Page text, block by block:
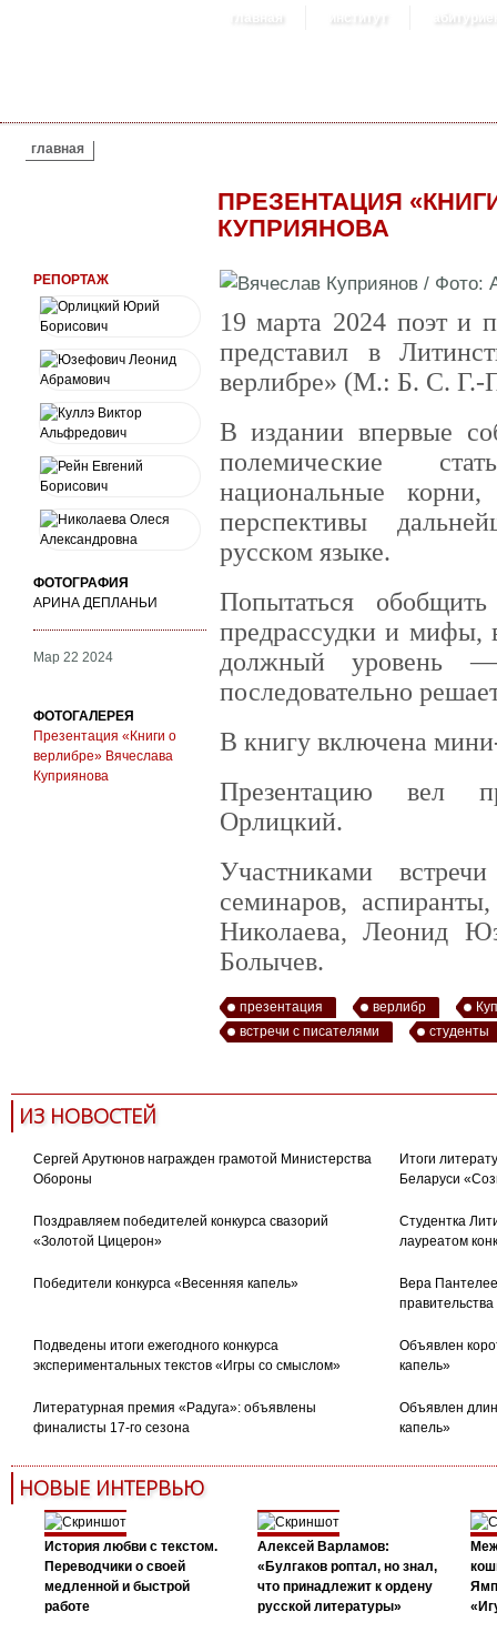
главная институт
ВЫ ЗДЕСЬ
главная
ПРЕЗЕНТАЦИЯ
КУПРИЯНОВА
РЕПОРТАЖ
ФОТОГРАФИЯ
АРИНА ДЕПЛАНЬИ
Мар 22 2024
ФОТОГАЛЕРЕЯ
Презентация «Книги о
верлибре» Вячеслава
Куприянова
19 марта 2024 поэт и
представил в
верлибре» (М.: Б. С. Г.-
В издании впервые
полемические
национальные
перспективы
русском языке.
Попытаться
предрассудки и мифы,
должный уровень —
последовательно
В книгу включена
Презентацию вел
Орлицкий.
Участниками
семинаров,
Николаева, Леонид
Болычев.
презентация верлибр
встречи с писателями
студенты
ИЗ НОВОСТЕЙ
Сергей Арутюнов награжден грамотой Министерства
Обороны
Итоги
Беларуси
Поздравляем победителей конкурса свазорий
«Золотой Цицерон»
Студентка
лауреатом
Победители конкурса «Весенняя капель»
Вера
Подведены итоги ежегодного конкурса
экспериментальных текстов «Игры со смыслом»
Объявлен
капель»
Литературная премия «Радуга»: объявлены
финалисты 17-го сезона
Объявлен
капель»
НОВЫЕ ИНТЕРВЬЮ
История любви с текстом.
Переводчики о своей
медленной и быстрой
работе
Алексей Варламов:
«Булгаков роптал, но знал,
что принадлежит к ордену
русской литературы»